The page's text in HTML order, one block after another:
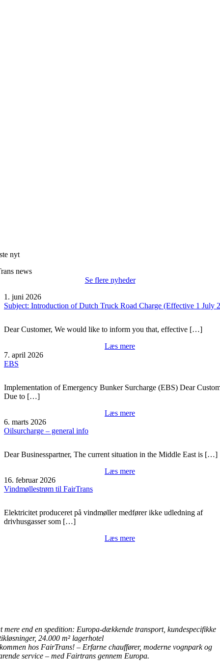
nyt
news
Se flere nyheder
1. juni 2026
Subject: Introduction of Dutch Truck Road Charge (Effective 1 July
Dear Customer, We would like to inform you that, effective […]
Læs mere
7. april 2026
EBS
Implementation of Emergency Bunker Surcharge (EBS) Dear
Due to […]
Læs mere
6. marts 2026
Oilsurcharge – general info
Dear Businesspartner, The current situation in the Middle East is […]
Læs mere
16. februar 2026
Vindmøllestrøm til FairTrans
Elektricitet produceret på vindmøller medfører ikke udledning af
drivhusgasser som […]
Læs mere
mere end en spedition: Europa-dækkende transport, kundespecifikke
24.000 m² lagerhotel
hos FairTrans! – Erfarne chauffører, moderne vognpark og
service – med Fairtrans gennem Europa.